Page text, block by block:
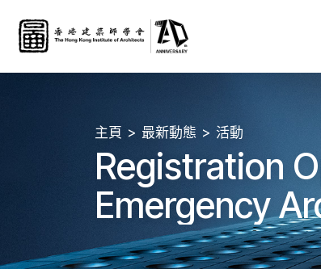
主頁 最新動態 活動
Registration
Emergency